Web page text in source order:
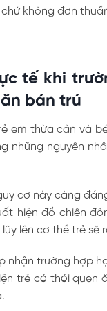
chứ không đơn
tế khi
bán trú
em thừa cân và
những nguyên
cơ này càng
hiện đồ chiên
lên cơ thể trẻ sẽ
nhận trường hợp
trẻ có thói